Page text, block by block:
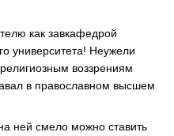
как завкафедрой
университета! Неужели
воззрениям
в православном высшем
ней смело можно ставить